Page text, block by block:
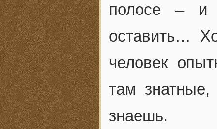
полосе – и
оставить…
человек
там
знаешь.